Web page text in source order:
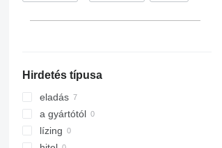
Hirdetés típusa
eladás
a gyártótól
lízing